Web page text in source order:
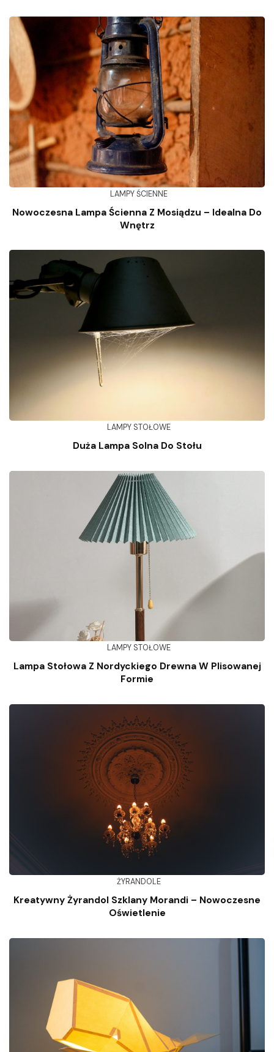
LAMPY ŚCIENNE
Nowoczesna Lampa Ścienna Z Mosiądzu – Idealna Do
Wnętrz
LAMPY STOŁOWE
Duża Lampa Solna Do Stołu
LAMPY STOŁOWE
Lampa Stołowa Z Nordyckiego Drewna W Plisowanej
Formie
ŻYRANDOLE
Kreatywny Żyrandol Szklany Morandi – Nowoczesne
Oświetlenie